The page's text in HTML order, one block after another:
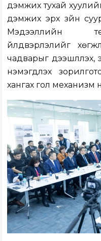
дэмжих тухай
дэмжих эрх зүйн
Мэдээллийн
үйлдвэрлэлийг
чадварыг дээшлүүлэх,
нэмэгдүүлэх
хангах гол механизм